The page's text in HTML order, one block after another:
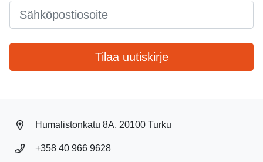
Tilaa uutiskirje
Humalistonkatu 8A, 20100 Turku
+358 40 966 9628